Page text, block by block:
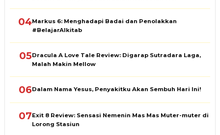
04Markus 6: Menghadapi Badai dan Penolakkan
#BelajarAlkitab
05Dracula A Love Tale Review: Digarap Sutradara Laga,
Malah Makin Mellow
06Dalam Nama Yesus, Penyakitku Akan Sembuh Hari Ini!
07Exit 8 Review: Sensasi Nemenin Mas Mas Muter-muter di
Lorong Stasiun